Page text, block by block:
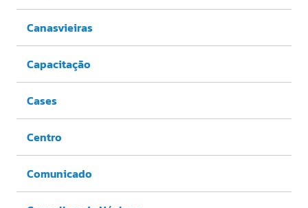
Canasvieiras
Capacitação
Cases
Centro
Comunicado